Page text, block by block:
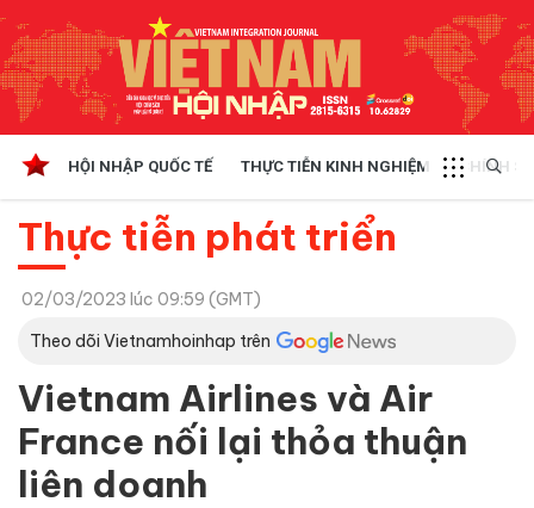
HỘI NHẬP QUỐC TẾ THỰC TIỄN KINH NGHIỆM CHÍNH
Thực tiễn phát triển
02/03/2023 lúc 09:59 (GMT)
Theo dõi Vietnamhoinhap trên
Vietnam Airlines và Air
France nối lại thỏa thuận
liên doanh